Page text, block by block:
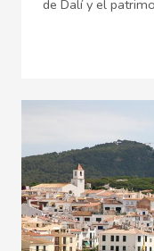
de Dalí y el